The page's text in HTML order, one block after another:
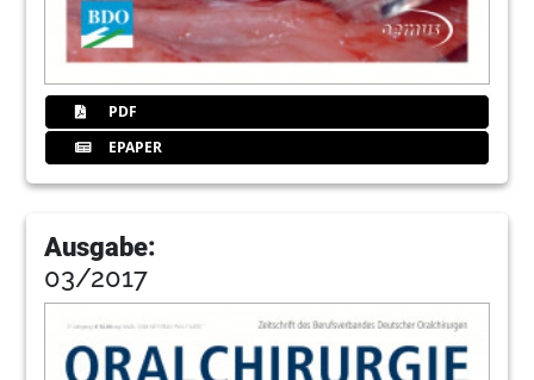
PDF
EPAPER
Ausgabe:
03/2017